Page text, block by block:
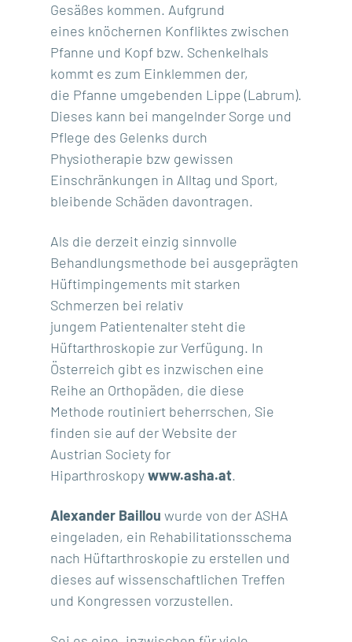
Gesäßes kommen. Aufgrund
eines knöchernen Konfliktes zwischen
Pfanne und Kopf bzw. Schenkelhals
kommt es zum Einklemmen der,
die Pfanne umgebenden Lippe (Labrum).
Dieses kann bei mangelnder Sorge und
Pflege des Gelenks durch
Physiotherapie bzw gewissen
Einschränkungen in Alltag und Sport,
bleibende Schäden davontragen.
Als die derzeit einzig sinnvolle
Behandlungsmethode bei ausgeprägten
Hüftimpingements mit starken
Schmerzen bei relativ
jungem Patientenalter steht die
Hüftarthroskopie zur Verfügung. In
Österreich gibt es inzwischen eine
Reihe an Orthopäden, die diese
Methode routiniert beherrschen, Sie
finden sie auf der Website der
Austrian Society for
Hiparthroskopywww.asha.at.
Alexander Baillou wurde von der ASHA
eingeladen, ein Rehabilitationsschema
nach Hüftarthroskopie zu erstellen und
dieses auf wissenschaftlichen Treffen
und Kongressen vorzustellen.